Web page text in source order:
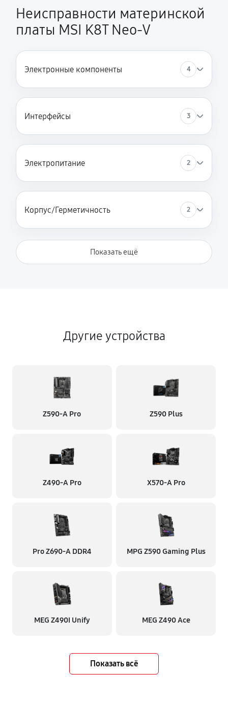
Неисправности материнской
платы MSI K8T Neo-V
Электронные компоненты 4
Интерфейсы 3
Электропитание 2
Корпус/Герметичность 2
Показать ещё
Другие устройства
Z590-A Pro Z590 Plus
Z490-A Pro X570-A Pro
Pro Z690-A DDR4 MPG Z590 Gaming Plus
MEG Z490I Unify MEG Z490 Ace
Показать всё